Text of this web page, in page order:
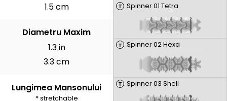
T Spinner 01 Tetra
T Spinner 02 Hexa
T Spinner 03 Shell
1.5 cm
Diametru Maxim
1.3 in
3.3 cm
Lungimea Mansonului
* stretchable